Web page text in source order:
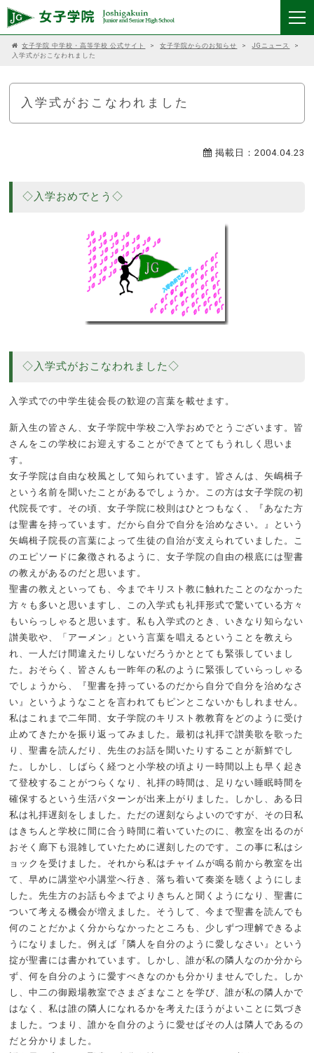
女子学院 中学校・高等学校 公式サイト > 女子学院からのお知らせ > JGニュース
>
入学式がおこなわれました
入学式がおこなわれました
掲載日：2004.04.23
◇入学おめでとう◇
◇入学式がおこなわれました◇
入学式での中学生徒会長の歓迎の言葉を載せます。
新入生の皆さん、女子学院中学校ご入学おめでとうございます。皆
さんをこの学校にお迎えすることができてとてもうれしく思いま
す。
女子学院は自由な校風として知られています。皆さんは、矢嶋楫子
という名前を聞いたことがあるでしょうか。この方は女子学院の初
代院長です。その頃、女子学院に校則はひとつもなく、『あなた方
は聖書を持っています。だから自分で自分を治めなさい。』という
矢嶋楫子院長の言葉によって生徒の自治が支えられていました。こ
のエピソードに象徴されるように、女子学院の自由の根底には聖書
の教えがあるのだと思います。
聖書の教えといっても、今までキリスト教に触れたことのなかった
方々も多いと思いますし、この入学式も礼拝形式で驚いている方々
もいらっしゃると思います。私も入学式のとき、いきなり知らない
讃美歌や、「アーメン」という言葉を唱えるということを教えら
れ、一人だけ間違えたりしないだろうかととても緊張していまし
た。おそらく、皆さんも一昨年の私のように緊張していらっしゃる
でしょうから、『聖書を持っているのだから自分で自分を治めなさ
い』というようなことを言われてもピンとこないかもしれません。
私はこれまで二年間、女子学院のキリスト教教育をどのように受け
止めてきたかを振り返ってみました。最初は礼拝で讃美歌を歌った
り、聖書を読んだり、先生のお話を聞いたりすることが新鮮でし
た。しかし、しばらく経つと小学校の頃より一時間以上も早く起き
て登校することがつらくなり、礼拝の時間は、足りない睡眠時間を
確保するという生活パターンが出来上がりました。しかし、ある日
私は礼拝遅刻をしました。ただの遅刻ならよいのですが、その日私
はきちんと学校に間に合う時間に着いていたのに、教室を出るのが
おそく廊下も混雑していたために遅刻したのです。この事に私はシ
ョックを受けました。それから私はチャイムが鳴る前から教室を出
て、早めに講堂や小講堂へ行き、落ち着いて奏楽を聴くようにしま
した。先生方のお話も今までよりきちんと聞くようになり、聖書に
ついて考える機会が増えました。そうして、今まで聖書を読んでも
何のことだかよく分からなかったところも、少しずつ理解できるよ
うになりました。例えば『隣人を自分のように愛しなさい』という
掟が聖書には書かれています。しかし、誰が私の隣人なのか分から
ず、何を自分のように愛すべきなのかも分かりませんでした。しか
し、中二の御殿場教室でさまざまなことを学び、誰が私の隣人かで
はなく、私は誰の隣人になれるかを考えたほうがよいことに気づき
ました。つまり、誰かを自分のように愛せばその人は隣人であるの
だと分かりました。